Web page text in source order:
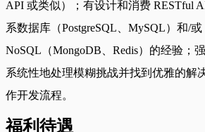
API 或类似）；有设计和消费 RESTful
系数据库（PostgreSQL、MySQL）和/或
NoSQL（MongoDB、Redis）的经验；
系统性地处理模糊挑战并找到优雅的解
作开发流程。
福利待遇